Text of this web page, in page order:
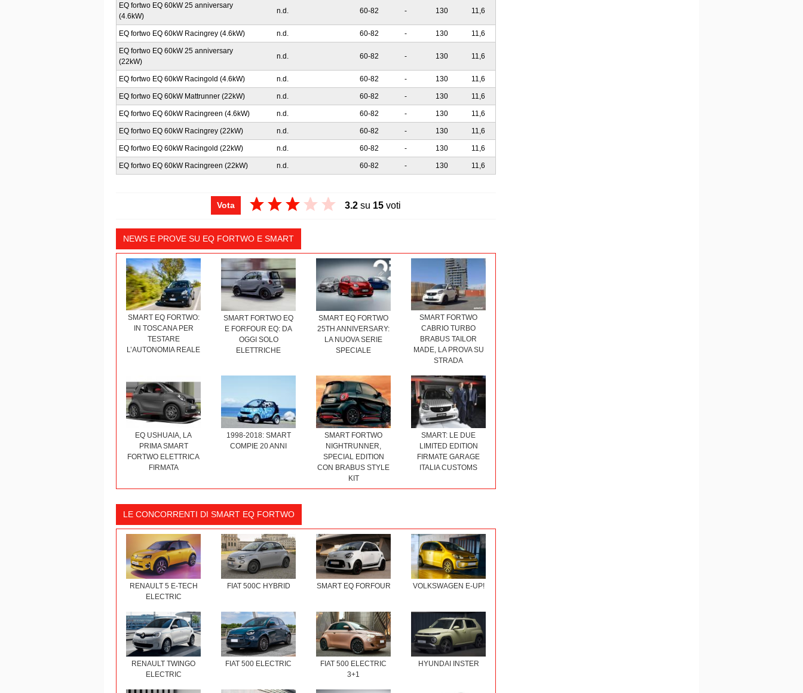
EQ fortwo EQ 60kW 25 anniversary
(4.6kW)
n.d. 60-82 - 130 11,6
EQ fortwo EQ 60kW Racingrey (4.6kW) n.d. 60-82 - 130 11,6
EQ fortwo EQ 60kW 25 anniversary
(22kW)
n.d. 60-82 - 130 11,6
EQ fortwo EQ 60kW Racingold (4.6kW) n.d. 60-82 - 130 11,6
EQ fortwo EQ 60kW Mattrunner (22kW) n.d. 60-82 - 130 11,6
EQ fortwo EQ 60kW Racingreen (4.6kW) n.d. 60-82 - 130 11,6
EQ fortwo EQ 60kW Racingrey (22kW) n.d. 60-82 - 130 11,6
EQ fortwo EQ 60kW Racingold (22kW) n.d. 60-82 - 130 11,6
EQ fortwo EQ 60kW Racingreen (22kW) n.d. 60-82 - 130 11,6
Vota 3.2 su 15 voti
NEWS E PROVE SU EQ FORTWO E SMART
SMART EQ FORTWO:
IN TOSCANA PER
TESTARE
L’AUTONOMIA REALE
SMART FORTWO EQ
E FORFOUR EQ: DA
OGGI SOLO
ELETTRICHE
SMART EQ FORTWO
25TH ANNIVERSARY:
LA NUOVA SERIE
SPECIALE
SMART FORTWO
CABRIO TURBO
BRABUS TAILOR
MADE, LA PROVA SU
STRADA
EQ USHUAIA, LA
PRIMA SMART
FORTWO ELETTRICA
FIRMATA
1998-2018: SMART
COMPIE 20 ANNI
SMART FORTWO
NIGHTRUNNER,
SPECIAL EDITION
CON BRABUS STYLE
KIT
SMART: LE DUE
LIMITED EDITION
FIRMATE GARAGE
ITALIA CUSTOMS
LE CONCORRENTI DI SMART EQ FORTWO
RENAULT 5 E-TECH
ELECTRIC
FIAT 500C HYBRID SMART EQ FORFOUR VOLKSWAGEN E-UP!
RENAULT TWINGO
ELECTRIC
FIAT 500 ELECTRIC
FIAT 500 ELECTRIC
3+1
HYUNDAI INSTER